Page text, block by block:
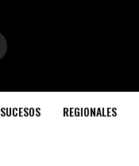
SUCESOS REGIONALES